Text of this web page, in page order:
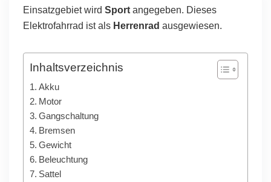
Einsatzgebiet wird Sportangegeben. Dieses
Elektrofahrrad ist als Herrenrad ausgewiesen.
Inhaltsverzeichnis
Akku
Motor
Gangschaltung
Bremsen
Gewicht
Beleuchtung
Sattel